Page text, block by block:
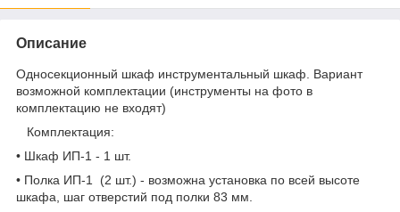
Описание
Односекционный шкаф инструментальный шкаф. Вариант
возможной комплектации (инструменты на фото в
комплектацию не входят)
Комплектация:
• Шкаф ИП-1 - 1 шт.
• Полка ИП-1 (2 шт.) - возможна установка по всей высоте
шкафа, шаг отверстий под полки 83 мм.